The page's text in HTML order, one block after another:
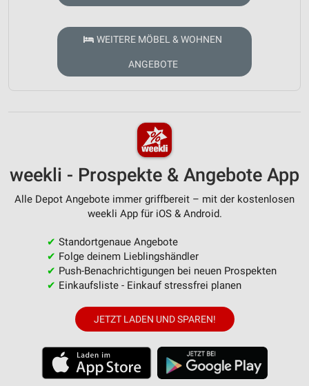
WEITERE MÖBEL & WOHNEN
ANGEBOTE
weekli - Prospekte & Angebote App
Alle Depot Angebote immer griffbereit – mit der kostenlosen
weekli App für iOS & Android.
✔ Standortgenaue Angebote
✔ Folge deinem Lieblingshändler
✔ Push-Benachrichtigungen bei neuen Prospekten
✔ Einkaufsliste - Einkauf stressfrei planen
JETZT LADEN UND SPAREN!